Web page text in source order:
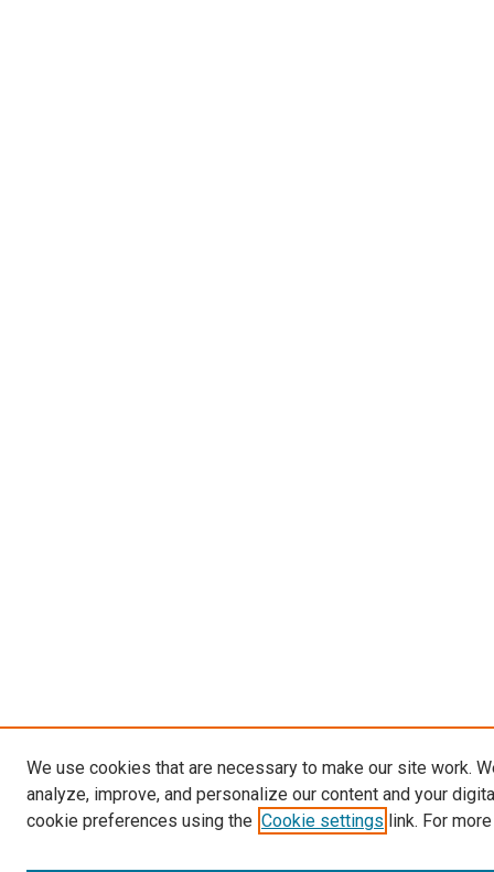
We use cookies that are necessary to make our site work.
analyze, improve, and personalize our content and your
cookie preferences using the Cookie settings link. For